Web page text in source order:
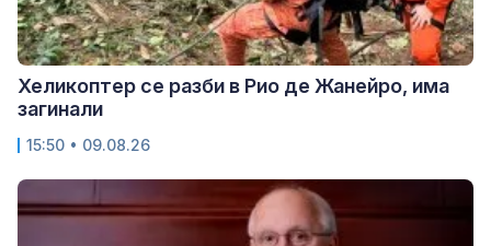
Хеликоптер се разби в Рио де Жанейро, има
загинали
15:50 • 09.08.26